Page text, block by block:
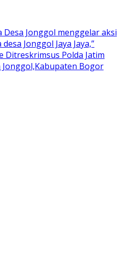
Desa Jonggol menggelar aksi
Jonggol Jaya Jaya,”
Ditreskrimsus Polda Jatim
Jonggol,Kabupaten Bogor